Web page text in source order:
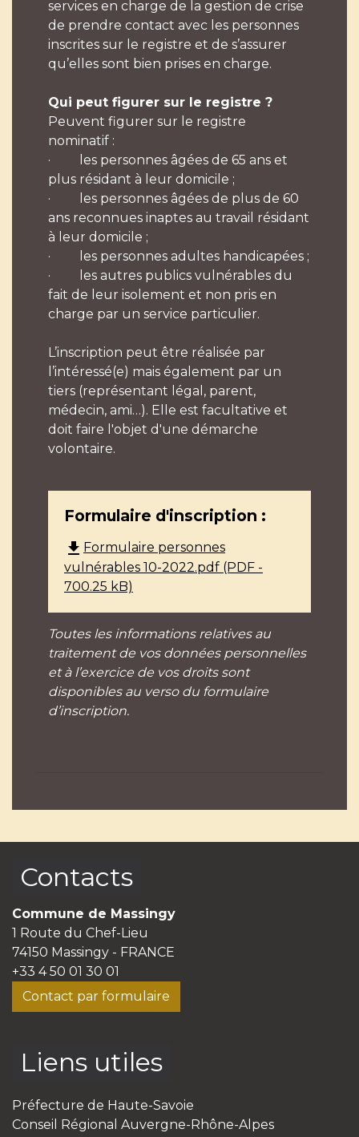
services en charge de la gestion de crise
de prendre contact avec les personnes
inscrites sur le registre et de s’assurer
qu’elles sont bien prises en charge.
Qui peut figurer sur le registre ?
Peuvent figurer sur le registre
nominatif :
· les personnes âgées de 65 ans et
plus résidant à leur domicile ;
· les personnes âgées de plus de 60
ans reconnues inaptes au travail résidant
à leur domicile ;
· les personnes adultes handicapées ;
· les autres publics vulnérables du
fait de leur isolement et non pris en
charge par un service particulier.
L’inscription peut être réalisée par
l’intéressé(e) mais également par un
tiers (représentant légal, parent,
médecin, ami…). Elle est facultative et
doit faire l'objet d'une démarche
volontaire.
Formulaire d'inscription :
file_download Formulaire personnes
vulnérables 10-2022.pdf (PDF -
700.25 kB)
Toutes les informations relatives au
traitement de vos données personnelles
et à l’exercice de vos droits sont
disponibles au verso du formulaire
d’inscription.
Contacts
Commune de Massingy
1 Route du Chef-Lieu
74150 Massingy - FRANCE
+33 4 50 01 30 01
Contact par formulaire
Liens utiles
Préfecture de Haute-Savoie
Conseil Régional Auvergne-Rhône-Alpes